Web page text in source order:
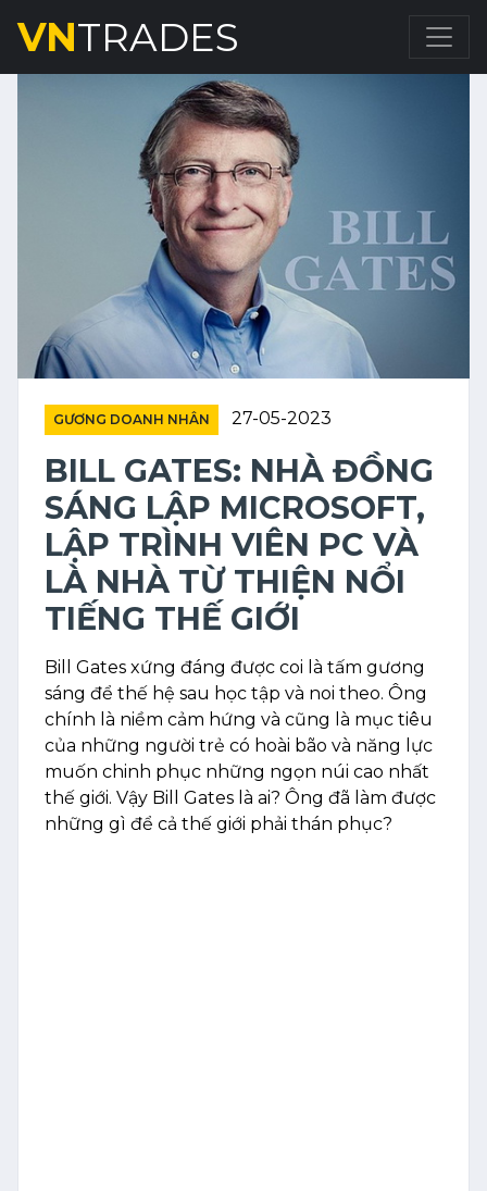
VNTRADES
GƯƠNG DOANH NHÂN 27-05-2023
BILL GATES: NHÀ ĐỒNG
SÁNG LẬP MICROSOFT,
LẬP TRÌNH VIÊN PC VÀ
LÀ NHÀ TỪ THIỆN NỔI
TIẾNG THẾ GIỚI
Bill Gates xứng đáng được coi là tấm gương
sáng để thế hệ sau học tập và noi theo. Ông
chính là niềm cảm hứng và cũng là mục tiêu
của những người trẻ có hoài bão và năng lực
muốn chinh phục những ngọn núi cao nhất
thế giới. Vậy Bill Gates là ai? Ông đã làm được
những gì để cả thế giới phải thán phục?